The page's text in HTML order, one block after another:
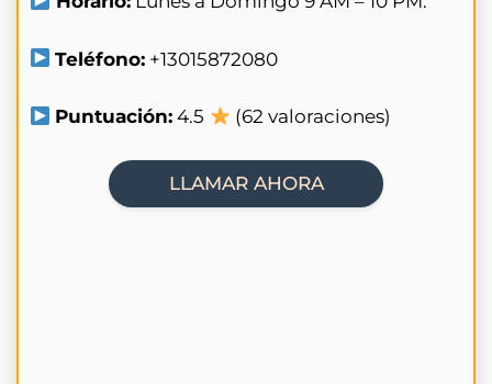
Teléfono: +13015872080
Puntuación: 4.5 (62 valoraciones)
LLAMAR AHORA